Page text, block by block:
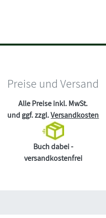
Preise und Versand
Alle Preise inkl. MwSt.
und ggf. zzgl.Versandkosten
Buch dabei -
versandkostenfrei